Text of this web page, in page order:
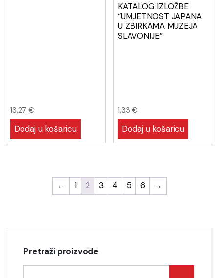
Pretraži proizvode
13,27 €
Dodaj u košaricu
KATALOG IZLOŽBE
“UMJETNOST JAPANA
U ZBIRKAMA MUZEJA
SLAVONIJE”
1,33€
Dodaj u košaricu
← 1 2 3 4 5 6 →